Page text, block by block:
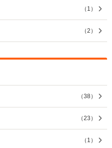
（ 1 ）
（2 ）
（38）
（23 ）
（ 1 ）